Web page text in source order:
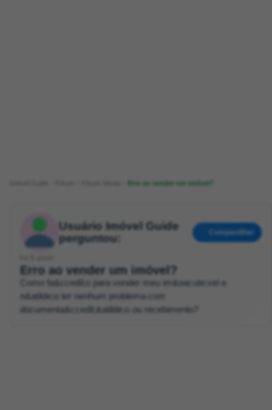
Erro ao vender um imóvel?
Usuário Imóvel Guide
perguntou:
Compartilhar
Erro ao vender um imóvel?
Como fa&ccedil;o para vender meu im&oacute;vel e
n&atilde;o ter nenhum problema com
documenta&ccedil;&atilde;o ou recebimento?